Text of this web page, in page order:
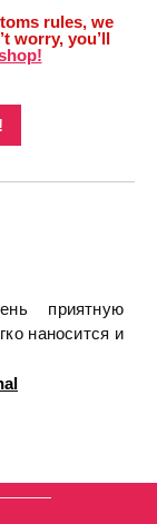
rules, we
worry, you’ll
приятную
наносится и